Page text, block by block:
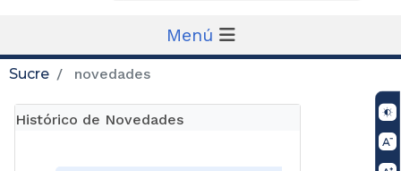
Menú
Sucre novedades
Histórico de Novedades